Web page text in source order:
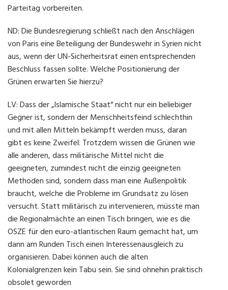
Parteitag vorbereiten.
ND: Die Bundesregierung schließt nach den Anschlägen
von Paris eine Beteiligung der Bundeswehr in Syrien nicht
aus, wenn der UN-Sicherheitsrat einen entsprechenden
Beschluss fassen sollte. Welche Positionierung der
Grünen erwarten Sie hierzu?
LV: Dass der „Islamische Staat“ nicht nur ein beliebiger
Gegner ist, sondern der Menschheitsfeind schlechthin
und mit allen Mitteln bekämpft werden muss, daran
gibt es keine Zweifel. Trotzdem wissen die Grünen wie
alle anderen, dass militärische Mittel nicht die
geeigneten, zumindest nicht die einzig geeigneten
Methoden sind, sondern dass man eine Außenpolitik
braucht, welche die Probleme im Grundsatz zu lösen
versucht. Statt militärisch zu intervenieren, müsste man
die Regionalmächte an einen Tisch bringen, wie es die
OSZE für den euro-atlantischen Raum gemacht hat, um
dann am Runden Tisch einen Interessenausgleich zu
organisieren. Dabei können auch die alten
Kolonialgrenzen kein Tabu sein. Sie sind ohnehin praktisch
obsolet geworden